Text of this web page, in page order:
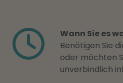
Wann Sie es
Benötigen Sie
oder möchten
unverbindlich